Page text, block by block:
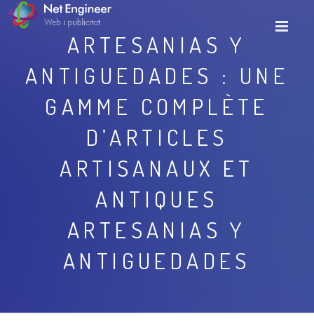
ARTESANIAS Y
ANTIGUEDADES : UNE
GAMME COMPLÈTE
D’ARTICLES
ARTISANAUX ET
ANTIQUES
ARTESANIAS Y
ANTIGUEDADES